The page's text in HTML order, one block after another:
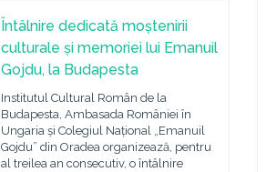
Întâlnire dedicată moștenirii
culturale și memoriei lui Emanuil
Gojdu, la Budapesta
Institutul Cultural Român de la
Budapesta, Ambasada României în
Ungaria și Colegiul Național „Emanuil
Gojdu” din Oradea organizează, pentru
al treilea an consecutiv, o întâlnire